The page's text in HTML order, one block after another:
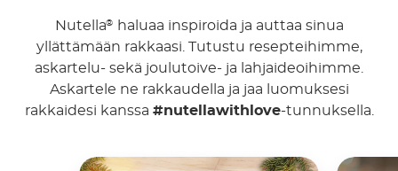
Nutella®
haluaa inspiroida ja auttaa sinua
yllättämään rakkaasi. Tutustu resepteihimme,
askartelu- sekä joulutoive- ja lahjaideoihimme.
Askartele ne rakkaudella ja jaa luomuksesi
rakkaidesi kanssa #nutellawithlove-tunnuksella.